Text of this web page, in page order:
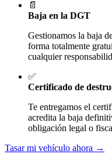
📄
Baja en la DGT
Gestionamos la baja
forma totalmente
cualquier
✅
Certificado de
Te entregamos el
acredita la baja
obligación legal o
Tasar mi vehículo ahora →